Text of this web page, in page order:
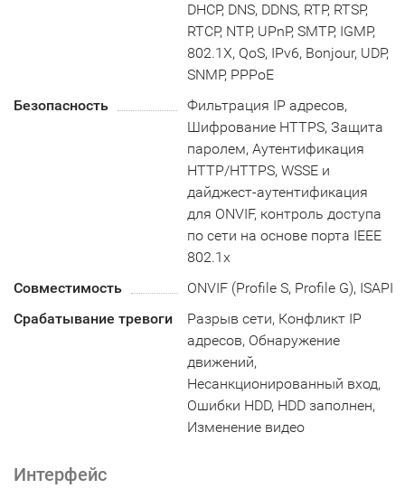
DHCP, DNS, DDNS, RTP, RTSP,
RTCP, NTP, UPnP, SMTP, IGMP,
802.1X, QoS, IPv6, Bonjour, UDP,
SNMP, PPPoE
Безопасность
Фильтрация IP адресов,
Шифрование HTTPS, Защита
паролем, Аутентификация
HTTP/HTTPS, WSSE и
дайджест-аутентификация
для ONVIF, контроль доступа
по сети на основе порта IEEE
802.1x
Совместимость
ONVIF (Profile S, Profile G), ISAPI
Срабатывание тревоги
Разрыв сети, Конфликт IP
адресов, Обнаружение
движений,
Несанкционированный вход,
Ошибки HDD, HDD заполнен,
Изменение видео
Интерфейс